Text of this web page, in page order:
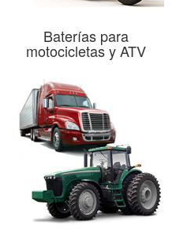
Baterías para
motocicletas y ATV